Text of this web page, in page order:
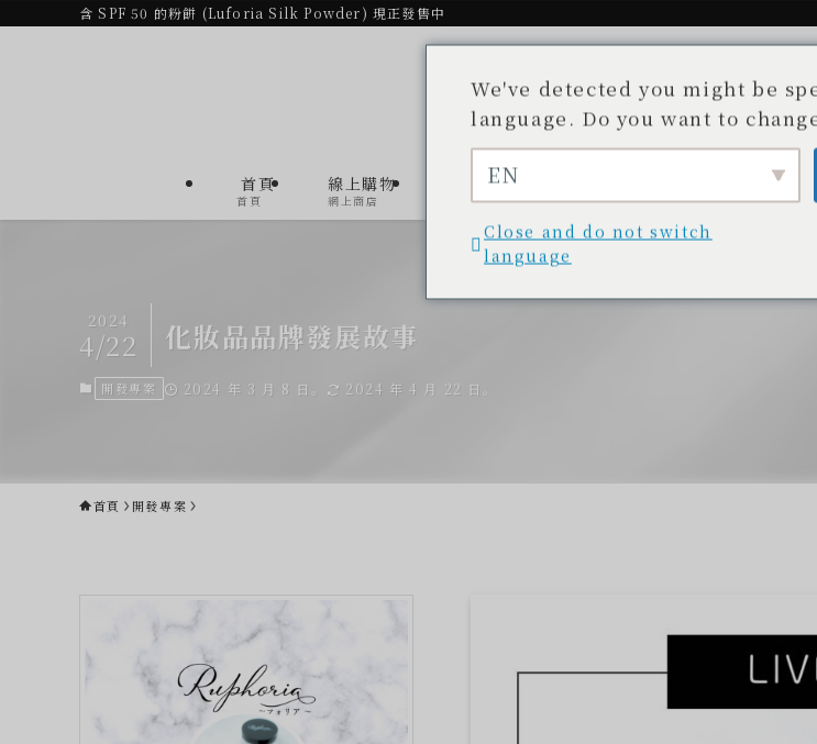
含 SPF 50 的粉餅 (Luforia Silk Powder) 現正發售中
首頁
首頁
線上購物
網上商店 產品清單 開發專案 商店清單
部落格
部落格/
化妝品品牌發展故事
2024
4/22
開發專案 2024 年 3 月 8 日。 2024 年 4 月 22 日。
首頁 開發專案
We've detected you might be
language. Do you want to
EN
Close and do not switch
language